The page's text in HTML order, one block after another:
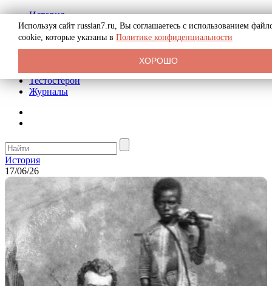
История
Биография
Криминал
Реклама на сайте
Тестостерон
Журналы
История
17/06/26
Используя сайт russian7.ru, Вы соглашаетесь с использованием
cookie, которые указаны в Политике конфиденциальности
ХОРОШО